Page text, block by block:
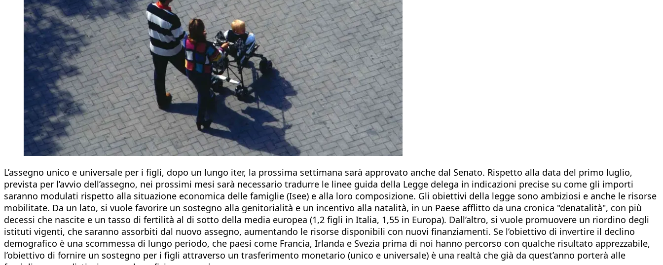
L’assegno unico e universale per i figli, dopo un lungo iter, la prossima settimana sarà approvato anche dal Senato. Rispetto alla data del primo luglio,
prevista per l’avvio dell’assegno, nei prossimi mesi sarà necessario tradurre le linee guida della Legge delega in indicazioni precise su come gli importi
saranno modulati rispetto alla situazione economica delle famiglie (Isee) e alla loro composizione. Gli obiettivi della legge sono ambiziosi e anche le risorse
mobilitate. Da un lato, si vuole favorire un sostegno alla genitorialità e un incentivo alla natalità, in un Paese afflitto da una cronica "denatalità", con più
decessi che nascite e un tasso di fertilità al di sotto della media europea (1,2 figli in Italia, 1,55 in Europa). Dall’altro, si vuole promuovere un riordino degli
istituti vigenti, che saranno assorbiti dal nuovo assegno, aumentando le risorse disponibili con nuovi finanziamenti. Se l’obiettivo di invertire il declino
demografico è una scommessa di lungo periodo, che paesi come Francia, Irlanda e Svezia prima di noi hanno percorso con qualche risultato apprezzabile,
l’obiettivo di fornire un sostegno per i figli attraverso un trasferimento monetario (unico e universale) è una realtà che già da quest’anno porterà alle